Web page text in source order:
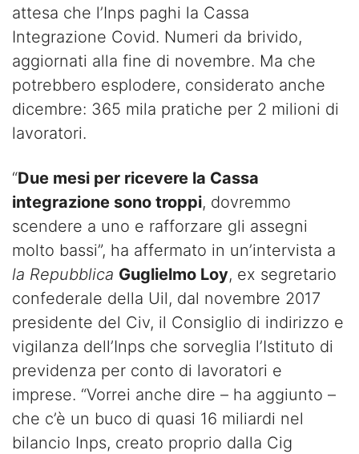
attesa che l’Inps paghi la Cassa
Integrazione Covid. Numeri da brivido,
aggiornati alla fine di novembre. Ma che
potrebbero esplodere, considerato anche
dicembre: 365 mila pratiche per 2 milioni di
lavoratori.
“Due mesi per ricevere la Cassa
integrazione sono troppi, dovremmo
scendere a uno e rafforzare gli assegni
molto bassi”, ha affermato in un’intervista a
la Repubblica Guglielmo Loy, ex segretario
confederale della Uil, dal novembre 2017
presidente del Civ, il Consiglio di indirizzo e
vigilanza dell’Inps che sorveglia l’Istituto di
previdenza per conto di lavoratori e
imprese. “Vorrei anche dire – ha aggiunto –
che c’è un buco di quasi 16 miliardi nel
bilancio Inps, creato proprio dalla Cig